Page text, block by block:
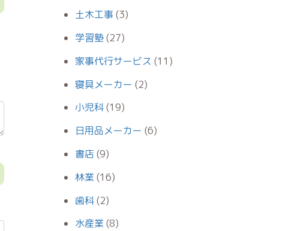
土木工事 (3)
学習塾(27)
家事代行サービス (11)
寝具メーカー (2)
小児科(19)
日用品メーカー (6)
書店 (9)
林業 (16)
歯科(2)
水産業 (8)